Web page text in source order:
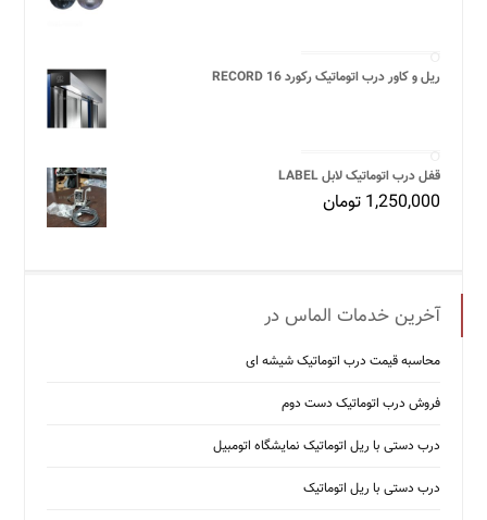
ریل و کاور درب اتوماتیک رکورد 16 RECORD
قفل درب اتوماتیک لابل LABEL
1,250,000 تومان
آخرین خدمات الماس در
محاسبه قیمت درب اتوماتیک شیشه ‌ای
فروش درب اتوماتیک دست دوم
درب دستی با ریل اتوماتیک نمایشگاه اتومبیل
درب دستی با ریل اتوماتیک